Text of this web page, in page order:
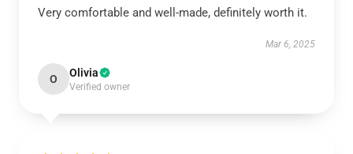
Very comfortable and well-made, definitely worth it.
Mar 6, 2025
O Olivia
Verified owner